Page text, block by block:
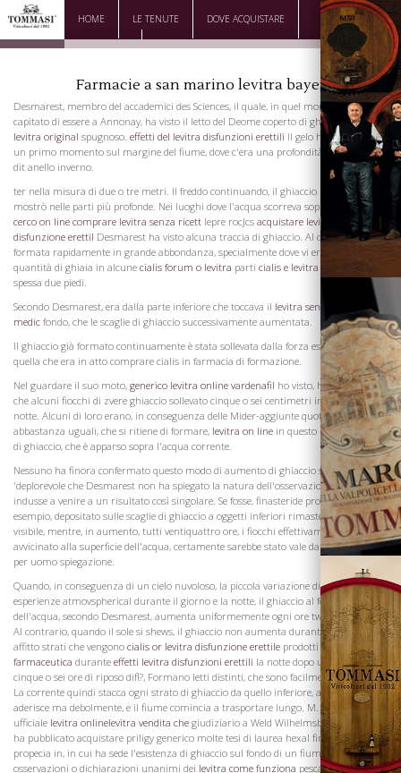
HOME LE TENUTE DOVE ACQUISTARE
DOWNLOAD CONTATTI
Farmacie a san marino levitra bayer
Desmarest, membro del accademici des Sciences, il quale, in quel momento, è
capitato di essere a Annonay, ha visto il letto del Deome coperto di ghiaccio acquisto
levitra original spugnoso. effetti del levitra disfunzioni erettili Il gelo ha iniziato in
un primo momento sul margine del fiume, dove c'era una profondità di waRivers
dit anello inverno.
ter nella misura di due o tre metri. Il freddo continuando, il ghiaccio presto si
mostrò nelle parti più profonde. Nei luoghi dove l'acqua scorreva sopra la
levitra
cerco on line comprare levitra senza ricett lepre rocJcs acquistare levitra
disfunzione erettil Desmarest ha visto alcuna traccia di ghiaccio. Al contrario, si è
formata rapidamente in grande abbondanza, specialmente dove vi era alcuna
quantità di ghiaia in alcune cialis forum o levitra parti cialis e levitra impotenza era
spessa due piedi.
Secondo Desmarest, era dalla parte inferiore che toccava il levitra senza ricetta
medic fondo, che le scaglie di ghiaccio successivamente aumentata.
Il ghiaccio già formato continuamente è stata sollevata dalla forza espansiva di
quella che era in atto comprare cialis in farmacia di formazione.
Nel guardare il suo moto, generico levitra online vardenafil ho visto, ha detto che,
che alcuni fiocchi di zvere ghiaccio sollevato cinque o sei centimetri in una sola
notte. Alcuni di loro erano, in conseguenza delle Mider-aggiunte quotidiane e
abbastanza uguali, che si ritiene di formare, levitra on line in questo modo, le isole
di ghiaccio, che è apparso sopra l'acqua corrente.
Nessuno ha finora confermato questo modo di aumento di ghiaccio sotto l'acqua. E
'deplorevole che Desmarest non ha spiegato la natura dell'osservazione che lo
indusse a venire a un risultato così singolare. Se fosse, finasteride propecia 2mg per
esempio, depositato sulle scaglie di ghiaccio a oggetti inferiori rimaste sempre
visibile, mentre, in aumento, tutti ventiquattro ore, i fiocchi effettivamente
avvicinato alla superficie dell'acqua, certamente sarebbe stato vale dando una viagra
per uomo spiegazione.
Quando, in conseguenza di un cielo nuvoloso, la piccola variazione di temperatura
esperienze atmovspherical durante il giorno e la notte, il ghiaccio al fondo
dell'acqua, secondo Desmarest, aumenta uniformemente ogni ore twent -quattro.
Al contrario, quando il sole si shews, il ghiaccio non aumenta durante il giorno. Le
affitto strati che vengono cialis or levitra disfunzione erettile prodottilevitra casa
farmaceutica durante effetti levitra disfunzioni erettili la notte dopo un intervallo di
cinque o sei ore di riposo difl?, Formano letti distinti, che sono facilmente disuniti.
La corrente quindi stacca ogni strato di ghiaccio da quello inferiore, alla quale
aderisce ma debolmente, e il fiume comincia a trasportare lungo. M. Beaun, un
ufficiale levitra onlinelevitra vendita che giudiziario a Weld Wilhelmsbourg, sull'Elba,
ha pubblicato acquistare priligy generico molte tesi di laurea hexal finasteride
propecia in, in cui ha sede l'esistenza di ghiaccio sul fondo di un fiume, con i propri
osservazioni o dichiarazioni unanimi dei levitra come funziona pescatori, acquistati
La Famiglia
Vini